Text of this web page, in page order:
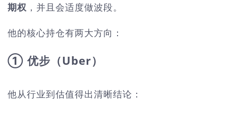
期权 ，并且会适度做波段。
他的核心持仓有两大方向：
① 优步（Uber）
他从行业到估值得出清晰结论：